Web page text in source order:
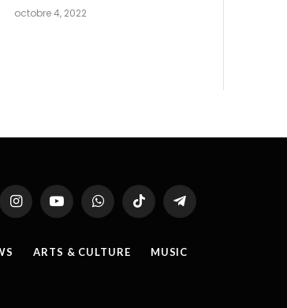
octobre 4, 2022
InstagramYouTubeWhatsAppTikTok Telegram
ARTS & CULTURE MUSIC